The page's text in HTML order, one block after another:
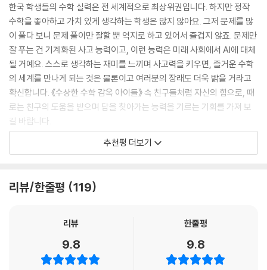
“‘동수누가’가 한자어라 쉽게 이해가 안 됐나 보구나. 우리말로 풀어 보면
‘같은 수를 여러 번 더한다’라는 뜻이란다.”
“아하!”
고개를 끄덕이는 경하의 눈빛이 반짝거렸다.
“너희들 2×3이 뭔지 알지?”
“6이요!”
“맞아. 2×3을 동수누가로 풀어 보면 2를 3번 더한다는 뜻이란다. 그러니
까 식으로 쓰면 2×3=2+2+2=6이 되지.”
“우와! 완전 쉬운 거네요.”
아수라 교장이 말했다.
“어떤 순서죠?”
은 것부터 순서를 정해 규칙대로 밟고 지나가야 해.”
“만약 틀리면요?”
기현이는 겁에 잔뜩 질린 목소리였다.
“그야 물론 낭떠러지로 떨어지는 거지. 하하하하! 걱정 마! 그렇다고 다치
저자는 아이들이 수학의 진짜 매력을 체험했으면 좋겠다는 바람에서 동화
를 썼다. 재미있는 스토리에 수학 내용을 유기적으로 엮고 문제를 풀어가
는 과정을 구체적으로 보여줌으로써 자연스럽게 수학적 사고력을 체득할
수 있게 했다. 한편 이야기가 주가 되고 수학 내용은 부수적 요소가 되도록
신경 썼다. 기존의 수학 동화는 대부분 수학 내용이 핵심이고 거기에 스토
리를 끼워 맞추는 식이라 읽는 재미가 없다고 판단했기 때문이다. ‘내 아이
도 재밌어서 끝까지 읽는 수학책’, 그런 책을 만들고자 했다.
말하는 고양이, 성냥개비 물고기, 분수로 만든 벽돌 감옥…
수상한 감옥에 떨어진 다섯 아이가 풀어가는 일상 속 수학 원리
수학 원리들로 구성되어 있다. 자전거 기어와 페달 톱니바퀴의 관계에서
수학 이야기를 펼쳐놓았다.
‘수포자’가 되려던 주인공 영실이는 전학 간 학교에서 폭탄머리 선생님과
한국 학생들의 수학 실력은 전 세계적으로 최상위권입니다. 하지만 정작
수학을 좋아하고 가치 있게 생각하는 학생은 많지 않아요. 그저 문제를 많
이 풀다 보니 문제 풀이만 잘할 뿐 억지로 하고 있어서 즐겁지 않죠. 문제만
잘 푸는 건 기계화된 사고 능력이고, 이런 능력은 미래 사회에서 AI에 대체
될 거예요. 스스로 생각하는 재미를 느끼며 사고력을 키우면, 즐거운 수학
의 세계를 만나게 되는 것은 물론이고 여러분의 장래도 더욱 밝을 거라고
확신합니다. 《수상한 수학 감옥 아이들》 속 친구들처럼 자신의 힘으로, 때
로는 친구의 도움을 받으며 답을 찾아가는 능력을 기르는 기회를 가져 보
길 바랍니다.
- 최영기 (서울대학교 수학교육과 교수, 《이런 수학은 처음이야》 저자)
다. 여러분이 싫어했던 건 진짜 수학이 아니라고요. 그래서 재미가 없던 거
아가죠. 이번 기회에 영실이와 수학의 발견 친구들과 함께 모험을 떠나 보
세요. 일상에서 수학을 발견하고 ‘왜?’라는 질문을 던져 보고 스스로의 힘
으로 수학 감옥도 깨트려 보세요. 수학의 진정한 매력을 알게 되고 앞으로
추천평 더보기
리뷰/한줄평 119
리뷰
9.8
한줄평
9.8